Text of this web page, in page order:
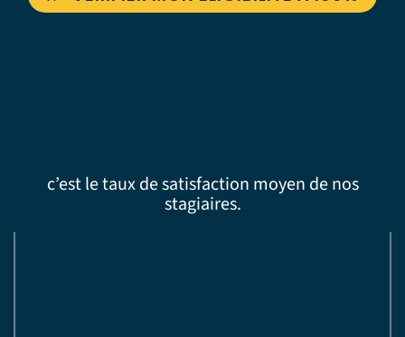
c’est le taux de satisfaction moyen de nos
stagiaires.